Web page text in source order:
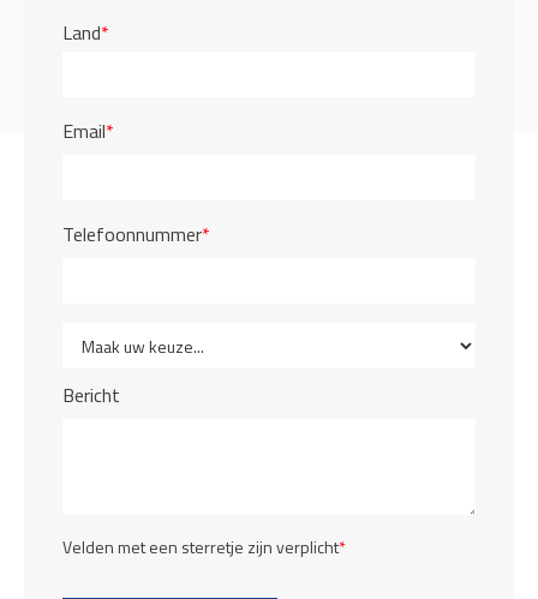
Land*
Email*
Telefoonnummer*
Bericht
Velden met een sterretje zijn verplicht*